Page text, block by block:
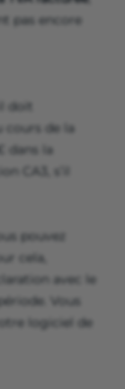
pas encore
doit
cours de la
dans la
CA3, s’il
pouvez
cela,
avec le
Vous
logiciel de